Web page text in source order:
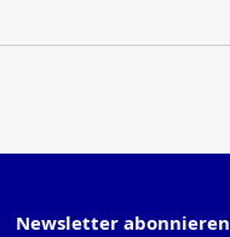
Newsletter abonnieren